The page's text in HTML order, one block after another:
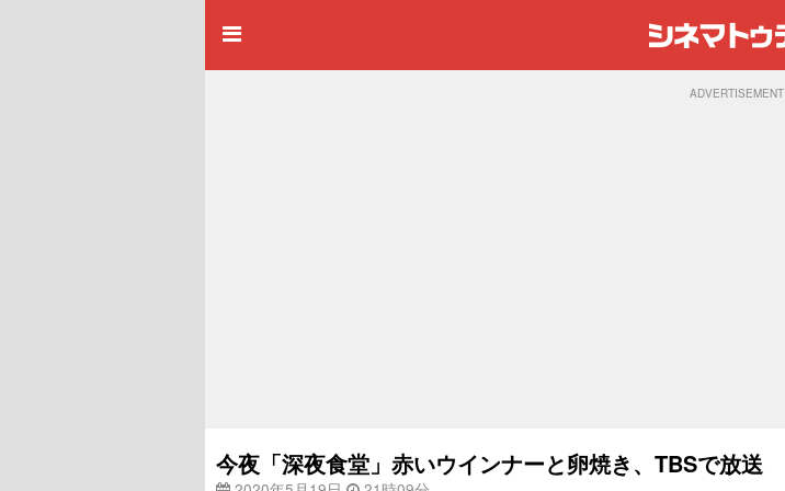
ADVERTISEMENT
今夜「深夜食堂」赤いウインナーと卵焼き、TBSで放送